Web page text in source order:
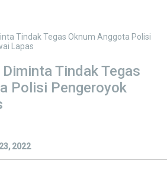
Tindak Tegas Oknum Anggota Polisi
Lapas
Tindak Tegas
Polisi Pengeroyok
2022